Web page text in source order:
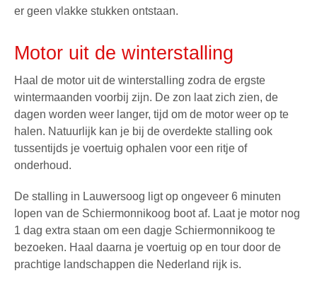
er geen vlakke stukken ontstaan.
Motor uit de winterstalling
Haal de motor uit de winterstalling zodra de ergste
wintermaanden voorbij zijn. De zon laat zich zien, de
dagen worden weer langer, tijd om de motor weer op te
halen. Natuurlijk kan je bij de overdekte stalling ook
tussentijds je voertuig ophalen voor een ritje of
onderhoud.
De stalling in Lauwersoog ligt op ongeveer 6 minuten
lopen van de Schiermonnikoog bootaf. Laat je motor nog
1 dag extra staan om een dagje Schiermonnikoog te
bezoeken. Haal daarna je voertuig op en tour door de
prachtige landschappen die Nederland rijk is.